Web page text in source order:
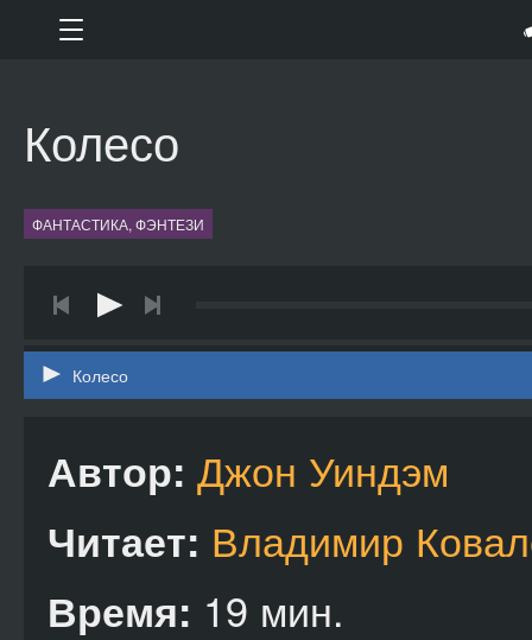
Колесо
ФАНТАСТИКА, ФЭНТЕЗИ
Колесо
Автор: Джон Уиндэм
Читает: Владимир
Время: 19 мин.